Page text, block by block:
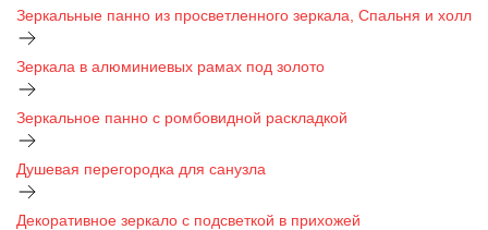
Зеркальные панно из просветленного зеркала, Спальня и холл
Зеркала в алюминиевых рамах под золото
Зеркальное панно с ромбовидной раскладкой
Душевая перегородка для санузла
Декоративное зеркало с подсветкой в прихожей